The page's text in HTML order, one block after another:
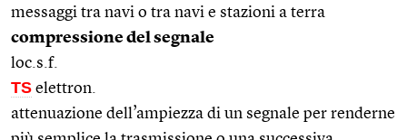
messaggi tra navi o tra navi e stazioni a terra
compressione del segnale
loc.s.f.
TS elettron.
attenuazione dell’ampiezza di un segnale per renderne